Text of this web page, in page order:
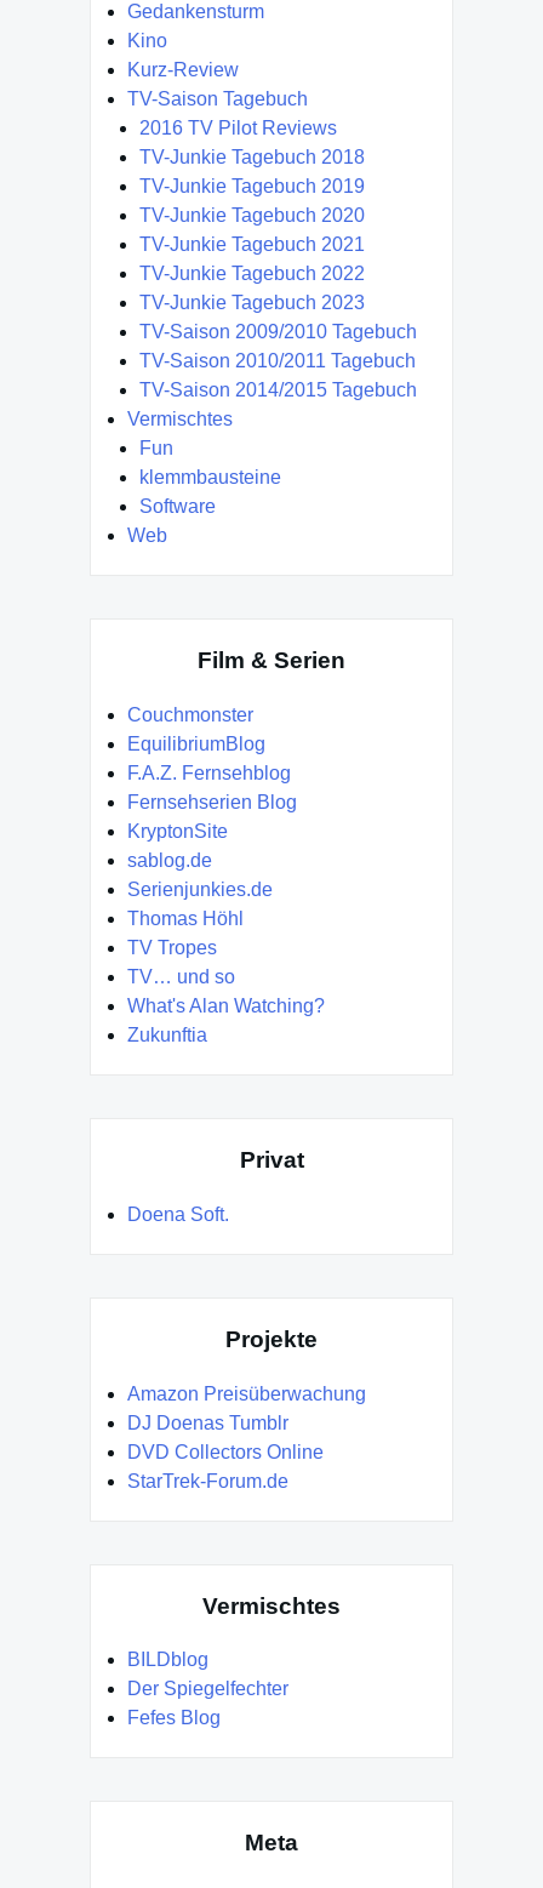
Gedankensturm
Kino
Kurz-Review
TV-Saison Tagebuch
2016 TV Pilot Reviews
TV-Junkie Tagebuch 2018
TV-Junkie Tagebuch 2019
TV-Junkie Tagebuch 2020
TV-Junkie Tagebuch 2021
TV-Junkie Tagebuch 2022
TV-Junkie Tagebuch 2023
TV-Saison 2009/2010 Tagebuch
TV-Saison 2010/2011 Tagebuch
TV-Saison 2014/2015 Tagebuch
Vermischtes
Fun
klemmbausteine
Software
Web
Film & Serien
Couchmonster
EquilibriumBlog
F.A.Z. Fernsehblog
Fernsehserien Blog
KryptonSite
sablog.de
Serienjunkies.de
Thomas Höhl
TV Tropes
TV… und so
What's Alan Watching?
Zukunftia
Privat
Doena Soft.
Projekte
Amazon Preisüberwachung
DJ Doenas Tumblr
DVD Collectors Online
StarTrek-Forum.de
Vermischtes
BILDblog
Der Spiegelfechter
Fefes Blog
Meta